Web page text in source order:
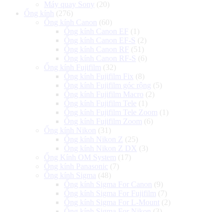
Máy quay Sony (20)
Ống kính
(276)
Ống kính Canon
(60)
Ống kính Canon EF
(1)
Ống kính Canon EF-S (2)
Ống kính Canon RF
(51)
Ống kính Canon RF-S (6)
Ống kính Fujifilm (32)
Ống kính Fujifilm Fix (8)
Ống kính Fujifilm góc rộng (5)
Ống kính Fujifilm Macro (2)
Ống kính Fujifilm Tele (1)
Ống kính Fujifilm Tele Zoom (1)
Ống kính Fujifilm Zoom (6)
Ống kính Nikon
(31)
Ống kính Nikon Z (25)
Ống kính Nikon Z DX (3)
Ống Kính OM System (17)
Ống kính Panasonic (7)
Ống kính Sigma (48)
Ống kính Sigma For Canon
(9)
Ống kính Sigma For Fujifilm (7)
Ống kính Sigma For L-Mount (2)